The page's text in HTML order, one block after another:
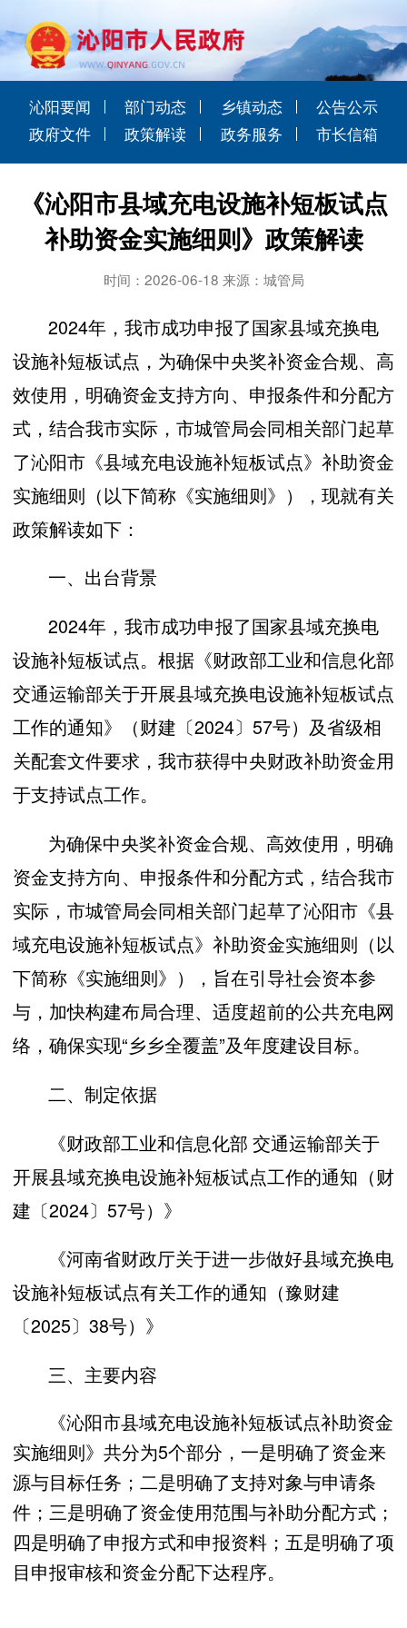
沁阳要闻 部门动态 乡镇动态
公告公示
政府文件
政策解读 政务服务 市长信箱
《沁阳市县域充电设施补短板试点
补助资金实施细则》政策解读
时间：2026-06-18 来源：城管局
2024年，我市成功申报了国家县域充换电
设施补短板试点，为确保中央奖补资金合规、高
效使用，明确资金支持方向、申报条件和分配方
式，结合我市实际，市城管局会同相关部门起草
了沁阳市《县域充电设施补短板试点》补助资金
实施细则（以下简称《实施细则》），现就有关
政策解读如下：
一、出台背景
2024年，我市成功申报了国家县域充换电
设施补短板试点。根据《财政部工业和信息化部
交通运输部关于开展县域充换电设施补短板试点
工作的通知》（财建〔2024〕57号）及省级相
关配套文件要求，我市获得中央财政补助资金用
于支持试点工作。
为确保中央奖补资金合规、高效使用，明确
资金支持方向、申报条件和分配方式，结合我市
实际，市城管局会同相关部门起草了沁阳市《县
域充电设施补短板试点》补助资金实施细则（以
下简称《实施细则》），旨在引导社会资本参
与，加快构建布局合理、适度超前的公共充电网
络，确保实现“乡乡全覆盖”及年度建设目标。
二、制定依据
《财政部工业和信息化部 交通运输部关于
开展县域充换电设施补短板试点工作的通知（财
建〔2024〕57号）》
《河南省财政厅关于进一步做好县域充换电
设施补短板试点有关工作的通知（豫财建
〔2025〕38号）》
三、主要内容
《沁阳市县域充电设施补短板试点补助资金
实施细则》共分为5个部分，一是明确了资金来
源与目标任务；二是明确了支持对象与申请条
件；三是明确了资金使用范围与补助分配方式；
四是明确了申报方式和申报资料；五是明确了项
目申报审核和资金分配下达程序。